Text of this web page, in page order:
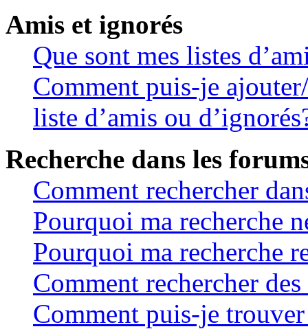
Amis et ignorés
Que sont mes listes
Comment puis-je
liste d’amis ou
Recherche dans les
Comment rechercher
Pourquoi ma recherche
Pourquoi ma recherche
Comment rechercher des
Comment puis-je trouver